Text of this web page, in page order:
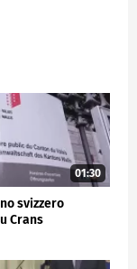
01:30
svizzero
Crans